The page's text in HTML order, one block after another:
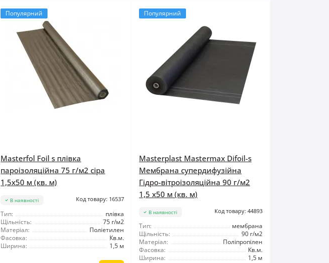
Популярний
Masterfol Foil s плівка
пароізоляційна 75 г/м2 сіра
1,5x50 м (кв. м)
В наявності Код товару: 16537
Тип:
плівка
Щільність:
75 г/м2
Матеріал:
Поліетилен
Фасовка:
Кв.м.
Ширина:
1,5 м
Популярний
Masterplast Mastermax Difoil-s
Мембрана супердифузійна
Гідро-вітроізоляційна 90 г/м2
1,5 x50 м (кв. м)
В наявності Код товару: 44893
Тип:
мембрана
Щільність:
90 г/м2
Матеріал:
Поліпропілен
Фасовка:
Кв.м.
Ширина:
1,5 м